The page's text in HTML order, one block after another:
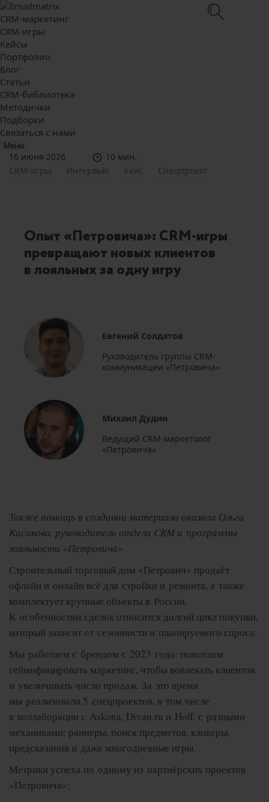
CRM-маркетинг
CRM-игры
Кейсы
Портфолио
Блог
Статьи
CRM-библиотека
Методички
Подборки
Связаться с нами
Меню
16 июня 2026
10 мин.
CRM-игры
Интервью Кейс Спецпроект
Опыт «Петровича»: CRM-игры
превращают новых клиентов
в лояльных за одну игру
Евгений Солдатов
Руководитель группы CRM-
коммуникации «Петровича»
Михаил Дудин
Ведущий CRM-маркетолог
«Петровича»
Также помощь в создании материала оказала Ольга
Касикова, руководитель отдела CRM и программы
лояльности «Петровича»
Строительный торговый дом «Петрович» продаёт
офлайн и онлайн всё для стройки и ремонта, а также
комплектует крупные объекты в России.
К особенностям сделок относится долгий цикл покупки,
который зависит от сезонности и планируемого спроса.
Мы работаем с брендом с 2023 года: помогаем
геймифицировать маркетинг, чтобы вовлекать клиентов
и увеличивать число продаж. За это время
мы реализовали 5 спецпроектов, в том числе
в коллаборации с Askona, Divan.ru и Hoff, с разными
механиками: раннеры, поиск предметов, кликеры,
предсказания и даже многодневные игры.
Метрики успеха по одному из партнёрских проектов
«Петровича»: